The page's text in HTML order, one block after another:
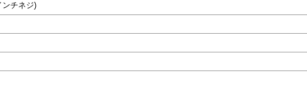
チネジ)